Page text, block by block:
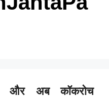
और अब कॉकरोच